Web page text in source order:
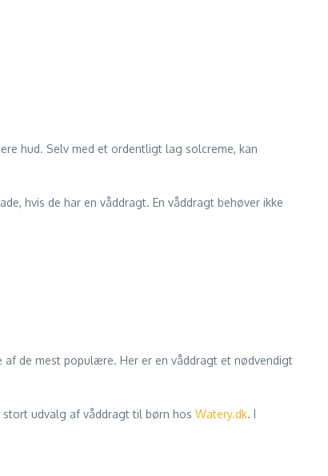
hud. Selv med et ordentligt lag solcreme, kan
hvis de har en våddragt. En våddragt behøver ikke
de mest populære. Her er en våddragt et nødvendigt
stort udvalg af våddragt til børn hos Watery.dk. I